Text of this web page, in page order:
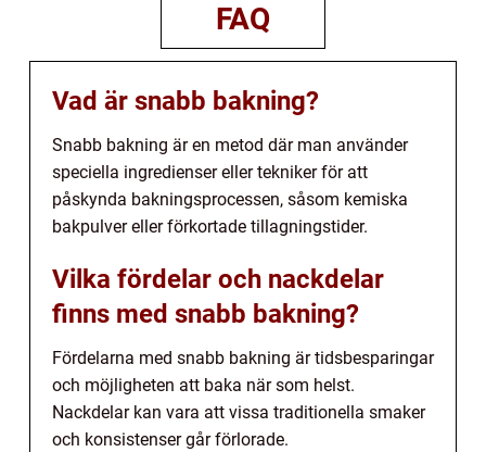
FAQ
Vad är snabb bakning?
Snabb bakning är en metod där man använder
speciella ingredienser eller tekniker för att
påskynda bakningsprocessen, såsom kemiska
bakpulver eller förkortade tillagningstider.
Vilka fördelar och nackdelar
finns med snabb bakning?
Fördelarna med snabb bakning är tidsbesparingar
och möjligheten att baka när som helst.
Nackdelar kan vara att vissa traditionella smaker
och konsistenser går förlorade.